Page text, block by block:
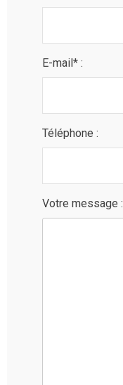
E-mail* :
Téléphone :
Votre message :